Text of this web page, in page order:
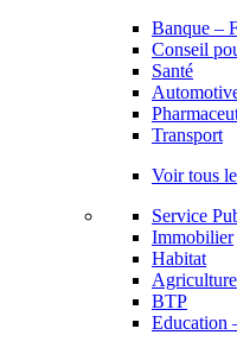
Banque –
Conseil
Santé
Transport
Voir tous
Service
Immobilier
Habitat
Agriculture
BTP
Education